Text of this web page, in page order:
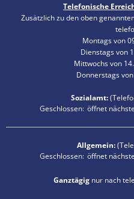
Telefonische
Zusätzlich zu den oben
Montags von
Dienstags von
Mittwochs von
Donnerstags
Sozialamt:
Klicken, um weitere
Geschlossen: öffnet
Allgemein:
Klicken, um weitere
Geschlossen: öffnet
Ganztägig nur nach